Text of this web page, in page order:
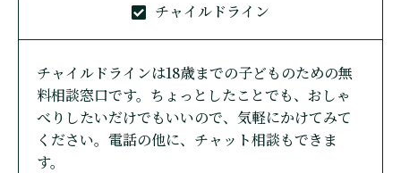
チャイルドライン
チャイルドラインは18歳までの子どものための無
料相談窓口です。ちょっとしたことでも、おしゃ
べりしたいだけでもいいので、気軽にかけてみて
ください。電話の他に、チャット相談もできま
す。